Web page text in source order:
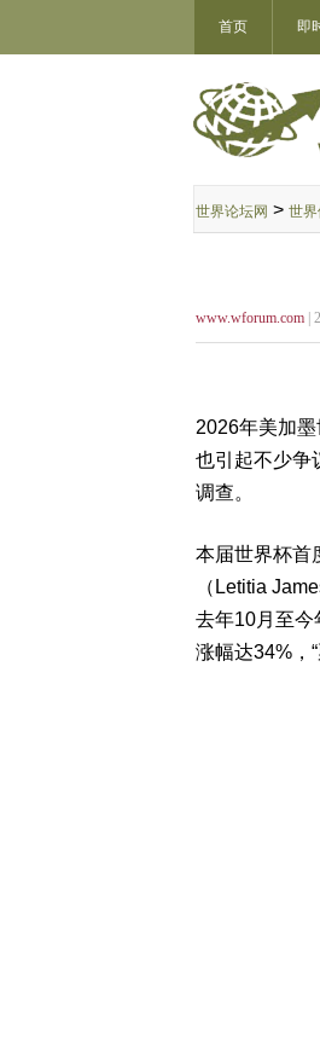
首页 即
世界论坛网 > 世
www.wforum.com |
2026年美加
也引起不少争
调查。
本届世界杯首
（Letitia
去年10月至今
涨幅达34%，